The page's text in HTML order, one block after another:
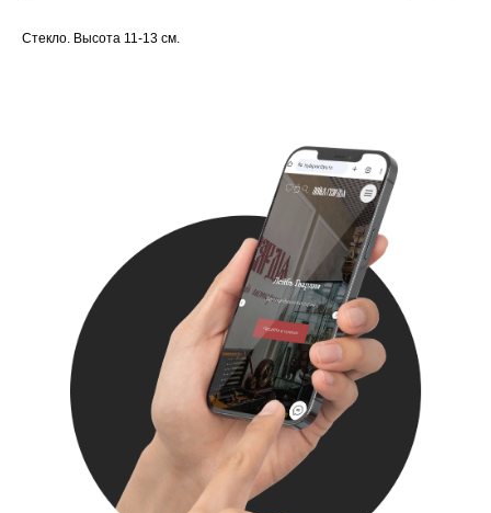
Стекло. Высота 11-13 см.